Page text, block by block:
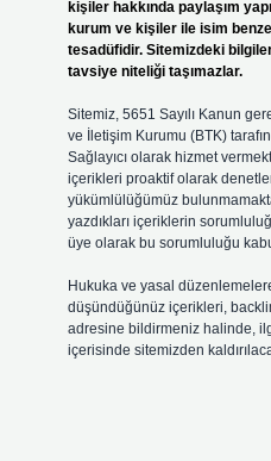
kişiler hakkında paylaşım
kurum ve kişiler ile isim
tesadüfidir. Sitemizdeki
tavsiye niteliği taşımazlar.
Sitemiz, 5651 Sayılı Kanun
ve İletişim Kurumu (BTK)
Sağlayıcı olarak hizmet
içerikleri proaktif olarak
yükümlülüğümüz
yazdıkları içeriklerin
üye olarak bu sorumluluğu
Hukuka ve yasal
düşündüğünüz içerikleri,
adresine bildirmeniz halinde,
içerisinde sitemizden